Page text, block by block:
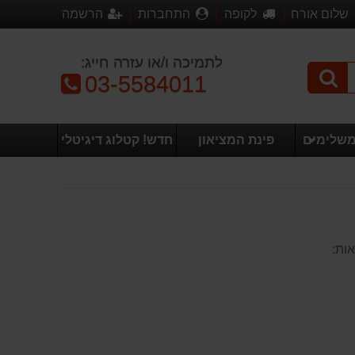
שלום אורח לקופה התחברות הרשמה
לתמיכה ו/או עזרה חייג:
טלפון:
03-5584011
פינת המציאון חדש! קטלוג דיגיטלי